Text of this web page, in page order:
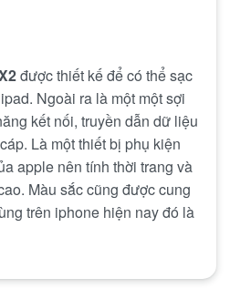
được thiết kế để có thể sạc
Ngoài ra là một một sợi
kết nối, truyền dẫn dữ liệu
Là một thiết bị phụ kiện
apple nên tính thời trang và
Màu sắc cũng được cung
trên iphone hiện nay đó là